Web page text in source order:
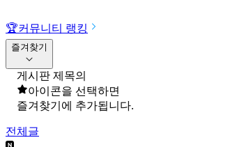
🏆커뮤니티 랭킹
즐겨찾기
게시판 제목의
아이콘을 선택하면
즐겨찾기에 추가됩니다.
전체글